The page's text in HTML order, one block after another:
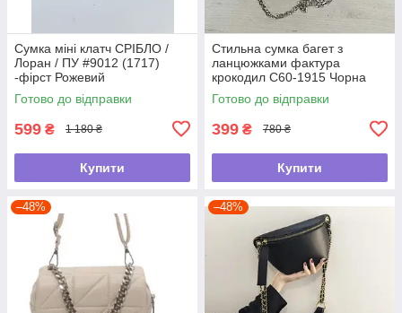
Сумка міні клатч СРІБЛО /
Лоран / ПУ #9012 (1717)
-фірст Рожевий
Готово до відправки
599 ₴ 1 180 ₴
Купити
Стильна сумка багет з
ланцюжками фактура
крокодил С60-1915 Чорна
Готово до відправки
399 ₴ 780 ₴
Купити
–48% –48%